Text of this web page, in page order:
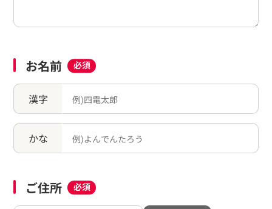
お名前 必須
漢字
かな
ご住所 必須